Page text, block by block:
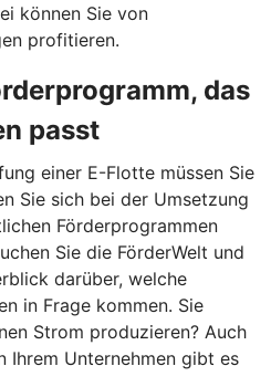
können Sie von
profitieren.
das
passt
einer E-Flotte müssen Sie
Sie sich bei der Umsetzung
Förderprogrammen
Sie die FörderWelt und
darüber, welche
in Frage kommen. Sie
Strom produzieren? Auch
Ihrem Unternehmen gibt es